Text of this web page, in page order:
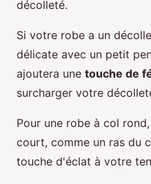
décolleté.
Si votre robe a un
délicate avec un petit
ajoutera une touche de
surcharger votre
Pour une robe à col
court, comme un ras du
touche d'éclat à votre